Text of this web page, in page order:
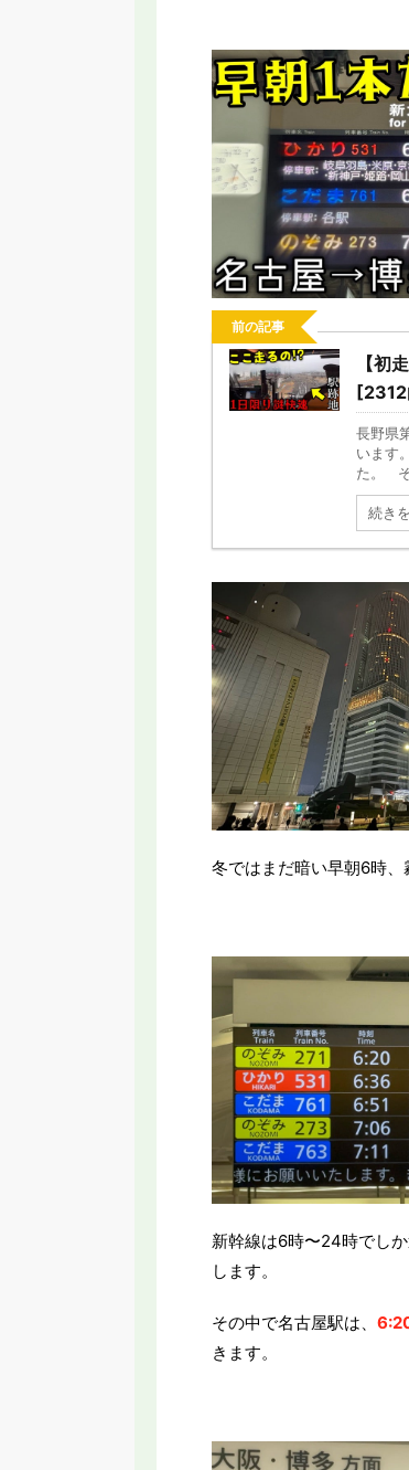
前の記事
【初
[2312
長野県
います
た。
続き
冬ではまだ暗い早朝6時、
新幹線は6時〜24時でし
します。
その中で名古屋駅は、
きます。
年春ダイヤ改正まとめ】 大阪EXPO
車 最終新幹線が拡大 特急廃止・区間
【SRT】名古
と言わ